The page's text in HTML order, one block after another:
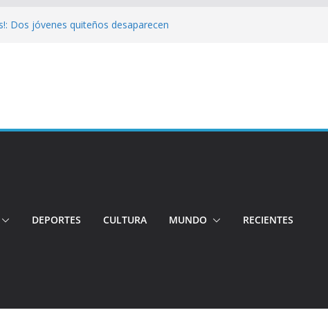
Dos jóvenes quiteños desaparecen
operarán el Trolebús y la Ecovía
Pichincha presenta la quinta edición
DEPORTES CULTURA MUNDO RECIENTES